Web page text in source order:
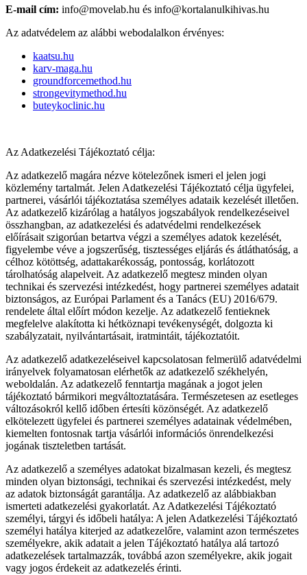
E-mail cím: info@movelab.hu és info@kortalanulkihivas.hu
Az adatvédelem az alábbi webodalalkon érvényes:
kaatsu.hu
karv-maga.hu
groundforcemethod.hu
strongevitymethod.hu
buteykoclinic.hu
Az Adatkezelési Tájékoztató célja:
Az adatkezelő magára nézve kötelezőnek ismeri el jelen jogi
közlemény tartalmát. Jelen Adatkezelési Tájékoztató célja ügyfelei,
partnerei, vásárlói tájékoztatása személyes adataik kezelését illetően.
Az adatkezelő kizárólag a hatályos jogszabályok rendelkezéseivel
összhangban, az adatkezelési és adatvédelmi rendelkezések
előírásait szigorúan betartva végzi a személyes adatok kezelését,
figyelembe véve a jogszerűség, tisztességes eljárás és átláthatóság, a
célhoz kötöttség, adattakarékosság, pontosság, korlátozott
tárolhatóság alapelveit. Az adatkezelő megtesz minden olyan
technikai és szervezési intézkedést, hogy partnerei személyes adatait
biztonságos, az Európai Parlament és a Tanács (EU) 2016/679.
rendelete által előírt módon kezelje. Az adatkezelő fentieknek
megfelelve alakította ki hétköznapi tevékenységét, dolgozta ki
szabályzatait, nyilvántartásait, iratmintáit, tájékoztatóit.
Az adatkezelő adatkezeléseivel kapcsolatosan felmerülő adatvédelmi
irányelvek folyamatosan elérhetők az adatkezelő székhelyén,
weboldalán. Az adatkezelő fenntartja magának a jogot jelen
tájékoztató bármikori megváltoztatására. Természetesen az esetleges
változásokról kellő időben értesíti közönségét. Az adatkezelő
elkötelezett ügyfelei és partnerei személyes adatainak védelmében,
kiemelten fontosnak tartja vásárlói információs önrendelkezési
jogának tiszteletben tartását.
Az adatkezelő a személyes adatokat bizalmasan kezeli, és megtesz
minden olyan biztonsági, technikai és szervezési intézkedést, mely
az adatok biztonságát garantálja. Az adatkezelő az alábbiakban
ismerteti adatkezelési gyakorlatát. Az Adatkezelési Tájékoztató
személyi, tárgyi és időbeli hatálya: A jelen Adatkezelési Tájékoztató
személyi hatálya kiterjed az adatkezelőre, valamint azon természetes
személyekre, akik adatait a jelen Tájékoztató hatálya alá tartozó
adatkezelések tartalmazzák, továbbá azon személyekre, akik jogait
vagy jogos érdekeit az adatkezelés érinti.